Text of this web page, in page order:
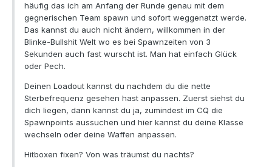
häufig das ich am Anfang der Runde genau mit dem
gegnerischen Team spawn und sofort weggenatzt werde.
Das kannst du auch nicht ändern, willkommen in der
Blinke-Bullshit Welt wo es bei Spawnzeiten von 3
Sekunden auch fast wurscht ist. Man hat einfach Glück
oder Pech.
Deinen Loadout kannst du nachdem du die nette
Sterbefrequenz gesehen hast anpassen. Zuerst siehst du
dich liegen, dann kannst du ja, zumindest im CQ die
Spawnpoints aussuchen und hier kannst du deine Klasse
wechseln oder deine Waffen anpassen.
Hitboxen fixen? Von was träumst du nachts?